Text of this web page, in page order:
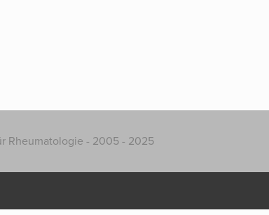
Rheumatologie - 2005 - 2025